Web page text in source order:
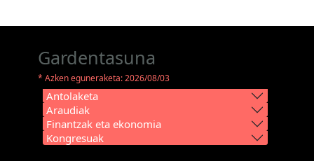
Gardentasuna
* Azken eguneraketa: 2026/08/03
Antolaketa
Araudiak
Finantzak eta ekonomia
Kongresuak